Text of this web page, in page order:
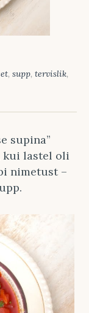
, supp, tervislik,
supina”
kui lastel oli
nimetust –